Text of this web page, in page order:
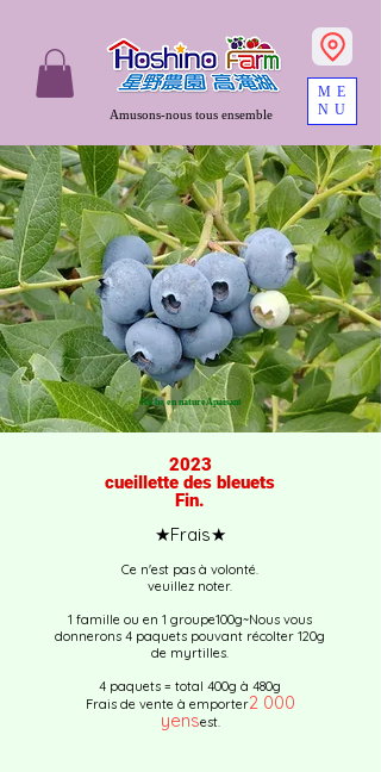
Amusons-nous tous ensemble
ME
NU
Riche en nature​Apaisant
2023
cueillette des bleuets
​Fin.
★Frais★
Ce n'est pas à volonté.
veuillez noter.
1 famille ou en 1 groupe100g~Nous vous
donnerons 4 paquets pouvant récolter 120g
de myrtilles.
4 paquets = total 400g à 480g
Frais de vente à emporter2 000
yensest.